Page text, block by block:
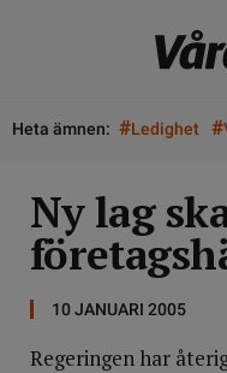
Heta ämnen: #Ledighet #
Ny lag
10 JANUARI 2005
Regeringen har